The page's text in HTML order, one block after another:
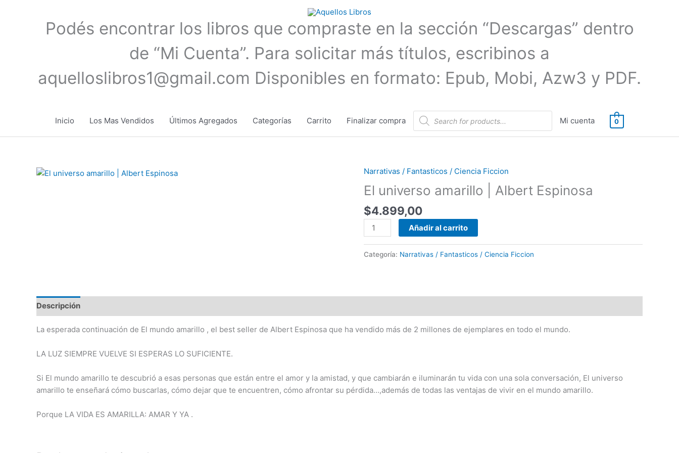
Podés encontrar los libros que compraste en la sección “Descargas” dentro
de “Mi Cuenta”. Para solicitar más títulos, escribinos a
aquelloslibros1@gmail.com Disponibles en formato: Epub, Mobi, Azw3 y PDF.
Inicio Los Mas Vendidos Últimos Agregados Categorías Carrito Finalizar compra
Búsqueda
de
productos
Mi cuenta 0
Narrativas / Fantasticos / Ciencia Ficcion
El universo amarillo | Albert Espinosa
$4.899,00
El
universo
amarillo
|
Albert
Espinosa
cantidad
Añadir al carrito
Categoría: Narrativas / Fantasticos / Ciencia Ficcion
Descripción
La esperada continuación de El mundo amarillo , el best seller de Albert Espinosa que ha vendido más de 2 millones de ejemplares en todo el mundo.
LA LUZ SIEMPRE VUELVE SI ESPERAS LO SUFICIENTE.
Si El mundo amarillo te descubrió a esas personas que están entre el amor y la amistad, y que cambiarán e iluminarán tu vida con una sola conversación, El universo
amarillo te enseñará cómo buscarlas, cómo dejar que te encuentren, cómo afrontar su pérdida…,además de todas las ventajas de vivir en el mundo amarillo.
Porque LA VIDA ES AMARILLA: AMAR Y YA .